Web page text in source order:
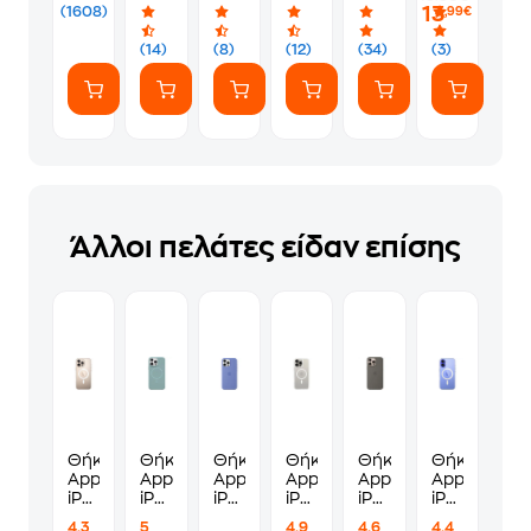
(1608)
17
Pro
Max
-
Tune
Full
Frame
(14)
iPhone
16
Pro
Max
-
Tune
Clear
(8)
Tune
Clarity
-
Clear
(12) (34) (3)
13,99€
Άλλοι πελάτες είδαν επίσης
Θήκη
Apple
iPhone
4.3
Θήκη
Apple
iPhone
5
Θήκη
Apple
iPhone
Θήκη
Apple
iPhone
4.9
Θήκη
Apple
iPhone
4.6
Θήκη
Apple
iPhone
4.4